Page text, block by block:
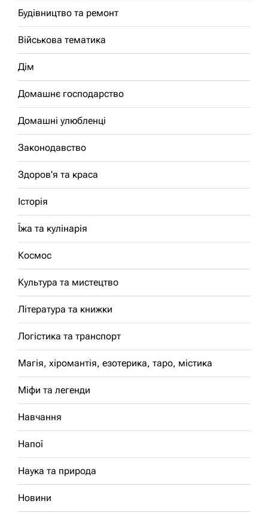
Будівництво та ремонт
Військова тематика
Дім
Домашнє господарство
Домашні улюбленці
Законодавство
Здоров'я та краса
Історія
Їжа та кулінарія
Космос
Культура та мистецтво
Література та книжки
Логістика та транспорт
Магія, хіромантія, езотерика, таро, містика
Міфи та легенди
Навчання
Напої
Наука та природа
Новини